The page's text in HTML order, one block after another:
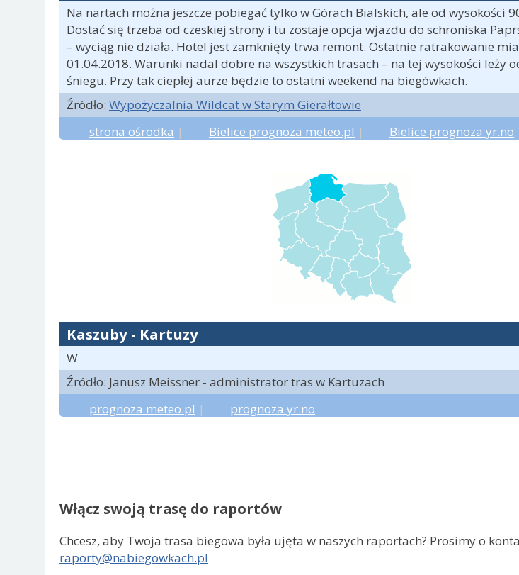
Na nartach można jeszcze pobiegać tylko w Górach Bialskich, ale od wysokości
Dostać się trzeba od czeskiej strony i tu zostaje opcja wjazdu do schroniska
– wyciąg nie działa. Hotel jest zamknięty trwa remont. Ostatnie ratrakowanie
01.04.2018. Warunki nadal dobre na wszystkich trasach – na tej wysokości leży
śniegu. Przy tak ciepłej aurze będzie to ostatni weekend na biegówkach.
Źródło: Wypożyczalnia Wildcat w Starym Gierałtowie
strona ośrodka | Bielice prognoza meteo.pl | Bielice prognoza yr.no
Kaszuby - Kartuzy
W
Źródło: Janusz Meissner - administrator tras w Kartuzach
prognoza meteo.pl | prognoza yr.no
Włącz swoją trasę do raportów
Chcesz, aby Twoja trasa biegowa była ujęta w naszych raportach? Prosimy o
raporty@nabiegowkach.pl